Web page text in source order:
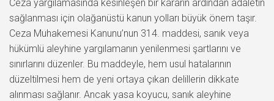
Ceza yargılamasında kesinleşen bir kararın ardından adaletin
sağlanması için olağanüstü kanun yolları büyük önem taşır.
Ceza Muhakemesi Kanunu’nun 314. maddesi, sanık veya
hükümlü aleyhine yargılamanın yenilenmesi şartlarını ve
sınırlarını düzenler. Bu maddeyle, hem usul hatalarının
düzeltilmesi hem de yeni ortaya çıkan delillerin dikkate
alınması sağlanır. Ancak yasa koyucu, sanık aleyhine